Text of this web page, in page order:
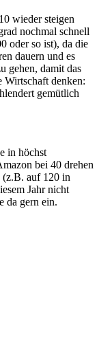
wieder steigen
nochmal schnell
oder so ist), da die
dauern und es
gehen, damit das
denken:
gemütlich
in höchst
bei 40 drehen
(z.B. auf 120 in
Jahr nicht
da gern ein.